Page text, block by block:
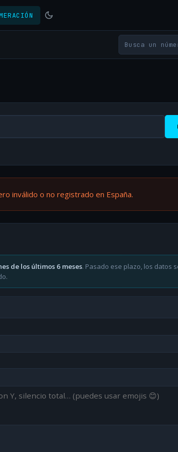
inválido o no registrado en España.
de los últimos 6 meses. Pasado ese plazo, los datos